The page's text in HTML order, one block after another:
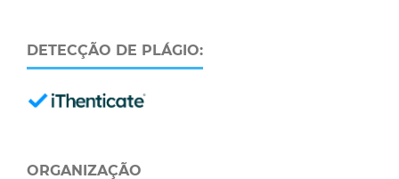
DETECÇÃO DE PLÁGIO:
ORGANIZAÇÃO